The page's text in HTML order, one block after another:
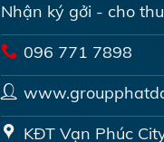
Nhận ký gởi - cho
096 771 7898
KĐT Vạn Phúc